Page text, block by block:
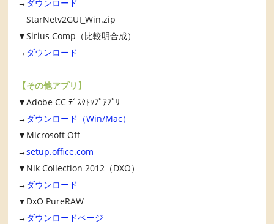
→ ダウンロード
StarNetv2GUI_Win.zip
▼Sirius Comp（比較明合成）
→ ダウンロード
【その他アプリ】
▼Adobe CC ﾃﾞｽｸﾄｯﾌﾟｱﾌﾟﾘ
→ ダウンロード（Win/Mac）
▼Microsoft Off
→setup.office.com
▼Nik Collection 2012（DXO）
→ ダウンロード
▼DxO PureRAW
→ ダウンロードページ